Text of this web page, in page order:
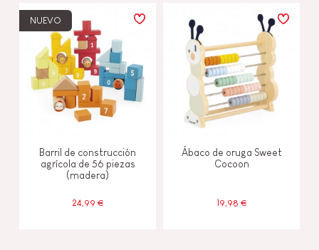
NUEVO
Barril de construcción
agrícola de 56 piezas
(madera)
24,99 €
Ábaco de oruga Sweet
Cocoon
19,98 €